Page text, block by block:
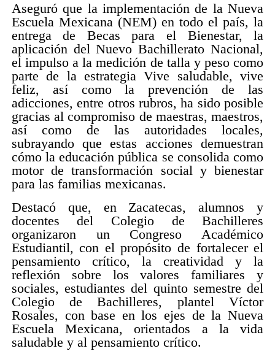
Aseguró que la implementación de la Nueva
Escuela Mexicana (NEM) en todo el país, la
entrega de Becas para el Bienestar, la
aplicación del Nuevo Bachillerato Nacional,
el impulso a la medición de talla y peso como
parte de la estrategia Vive saludable, vive
feliz, así como la prevención de las
adicciones, entre otros rubros, ha sido posible
gracias al compromiso de maestras, maestros,
así como de las autoridades locales,
subrayando que estas acciones demuestran
cómo la educación pública se consolida como
motor de transformación social y bienestar
para las familias mexicanas.
Destacó que, en Zacatecas, alumnos y
docentes del Colegio de Bachilleres
organizaron un Congreso Académico
Estudiantil, con el propósito de fortalecer el
pensamiento crítico, la creatividad y la
reflexión sobre los valores familiares y
sociales, estudiantes del quinto semestre del
Colegio de Bachilleres, plantel Víctor
Rosales, con base en los ejes de la Nueva
Escuela Mexicana, orientados a la vida
saludable y al pensamiento crítico.